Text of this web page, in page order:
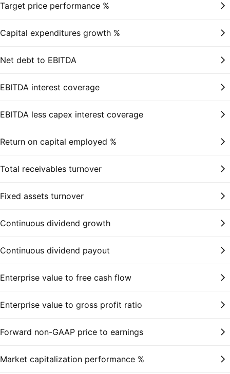
Target price performance %
Capital expenditures growth %
Net debt to EBITDA
EBITDA interest coverage
EBITDA less capex interest coverage
Return on capital employed %
Total receivables turnover
Fixed assets turnover
Continuous dividend growth
Continuous dividend payout
Enterprise value to free cash flow
Enterprise value to gross profit ratio
Forward non-GAAP price to earnings
Market capitalization performance %